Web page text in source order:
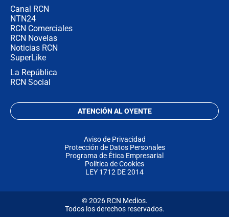
Canal RCN
NTN24
RCN Comerciales
RCN Novelas
Noticias RCN
SuperLike
La República
RCN Social
ATENCIÓN AL OYENTE
Aviso de Privacidad
Protección de Datos Personales
Programa de Ética Empresarial
Política de Cookies
LEY 1712 DE 2014
© 2026 RCN Medios.
Todos los derechos reservados.